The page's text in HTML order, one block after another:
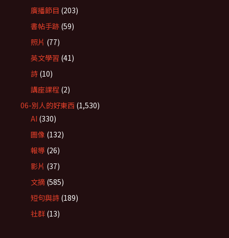
廣播節目 (203)
書帖手跡 (59)
照片 (77)
英文學習 (41)
詩 (10)
講座課程 (2)
06-別人的好東西 (1,530)
AI (330)
圖像 (132)
報導 (26)
影片 (37)
文摘 (585)
短句與詩 (189)
社群 (13)